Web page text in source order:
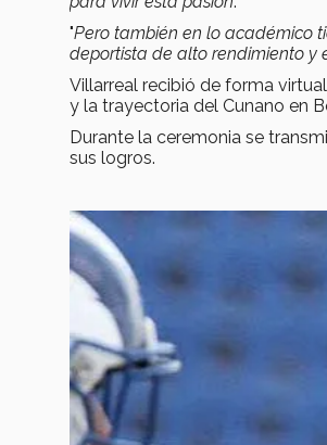
"Pero también en lo académico
deportista de alto rendimiento y
Villarreal recibió de forma
y la trayectoria del Cunano en
Durante la ceremonia se
sus logros.